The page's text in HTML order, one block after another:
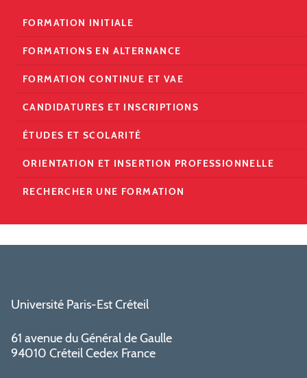
FORMATION INITIALE
FORMATIONS EN ALTERNANCE
FORMATION CONTINUE ET VAE
CANDIDATURES ET INSCRIPTIONS
ÉTUDES ET SCOLARITÉ
ORIENTATION ET INSERTION PROFESSIONNELLE
RECHERCHER UNE FORMATION
Université Paris-Est Créteil
61 avenue du Général de Gaulle
94010 Créteil Cedex France